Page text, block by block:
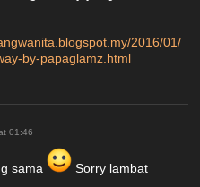
2016/01/
by-papaglamz.html
01:46
sama
Sorry lambat